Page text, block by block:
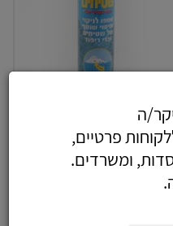
סנו שטיחים
35.28כולל מע"מ
ה
פרטיים,
ומשרדים.